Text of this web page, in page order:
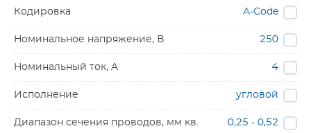
Кодировка A-Code
Номинальное напряжение, В 250
Номинальный ток, A 4
Исполнение угловой
Диапазон сечения проводов, мм кв. 0,25 - 0,52